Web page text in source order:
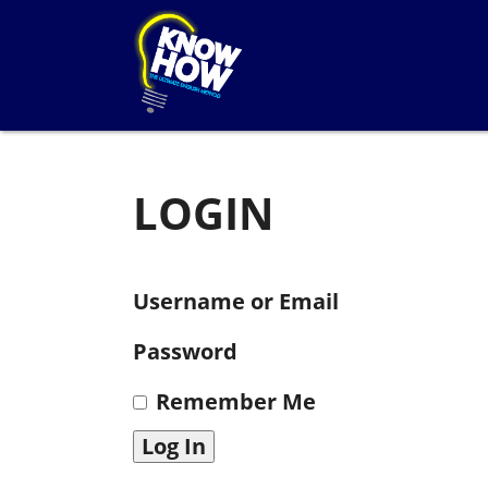
LOGIN
Username or Email
Password
Remember Me